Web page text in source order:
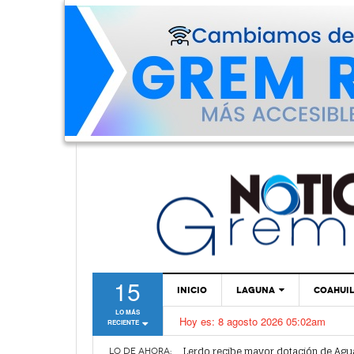
15
LO MÁS
RECIENTE
INICIO LAGUNA
TORREÓN
GÓMEZ PALACIO
Hoy es: 8 agosto 2026 05:02am
LO DE AHORA:
Vamos a ser parte de esta nueva